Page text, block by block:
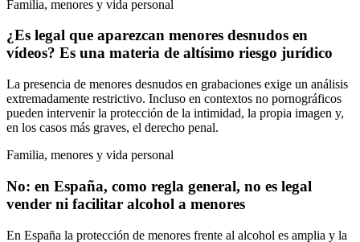
Familia, menores y vida personal
¿Es legal que aparezcan menores desnudos en
vídeos? Es una materia de altísimo riesgo jurídico
La presencia de menores desnudos en grabaciones exige un análisis
extremadamente restrictivo. Incluso en contextos no pornográficos
pueden intervenir la protección de la intimidad, la propia imagen y,
en los casos más graves, el derecho penal.
Familia, menores y vida personal
No: en España, como regla general, no es legal
vender ni facilitar alcohol a menores
En España la protección de menores frente al alcohol es amplia y la